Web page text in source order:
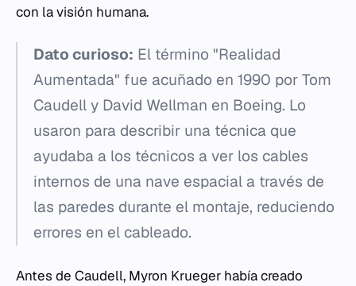
con la visión humana.
Dato curioso: El término "Realidad
Aumentada" fue acuñado en 1990 por Tom
Caudell y David Wellman en Boeing. Lo
usaron para describir una técnica que
ayudaba a los técnicos a ver los cables
internos de una nave espacial a través de
las paredes durante el montaje, reduciendo
errores en el cableado.
Antes de Caudell, Myron Krueger había creado